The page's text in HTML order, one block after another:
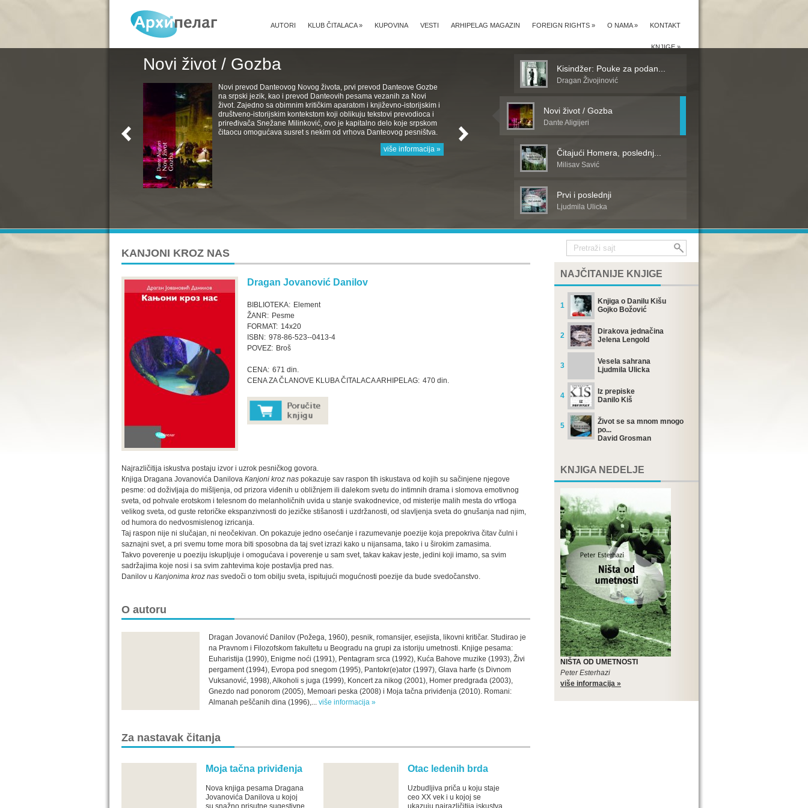
KONTAKT
O NAMA»
FOREIGN RIGHTS »
ARHIPELAG MAGAZIN
VESTI
KUPOVINA
KLUB ČITALACA»
AUTORI
KNJIGE»
Novi život / Gozba
Novi prevod Danteovog Novog života, prvi prevod Danteove Gozbe
na srpski jezik, kao i prevod Danteovih pesama vezanih za Novi
život. Zajedno sa obimnim kritičkim aparatom i književno-istorijskim i
društveno-istorijskim kontekstom koji oblikuju tekstovi prevodioca i
priređivača Snežane Milinković, ovo je kapitalno delo koje srpskom
čitaocu omogućava susret s nekim od vrhova Danteovog pesništva.
više informacija »
Kisindžer: Pouke za podan...
Dragan Živojinović
Novi život / Gozba
Dante Aligijeri
Čitajući Homera, poslednj...
Milisav Savić
Prvi i poslednji
Ljudmila Ulicka
KANJONI KROZ NAS
Dragan Jovanović Danilov
BIBLIOTEKA: Element
ŽANR: Pesme
FORMAT: 14x20
ISBN: 978-86-523--0413-4
POVEZ: Broš
CENA: 671 din.
CENA ZA ČLANOVE KLUBA ČITALACA ARHIPELAG: 470 din.
Najrazličitija iskustva postaju izvor i uzrok pesničkog govora.
Кnjiga Dragana Jovanovića Danilova Кanjoni kroz nas pokazuje sav raspon tih iskustava od kojih su sačinjene njegove
pesme: od doživljaja do mišljenja, od prizora viđenih u obližnjem ili dalekom svetu do intimnih drama i slomova emotivnog
sveta, od pohvale erotskom i telesnom do melanholičnih uvida u stanje svakodnevice, od misterije malih mesta do vrtloga
velikog sveta, od guste retoričke ekspanzivnosti do jezičke stišanosti i uzdržanosti, od slavljenja sveta do gnušanja nad njim,
od humora do nedvosmislenog izricanja.
Taj raspon nije ni slučajan, ni neočekivan. On pokazuje jedno osećanje i razumevanje poezije koja prepokriva čitav čulni i
saznajni svet, a pri svemu tome mora biti sposobna da taj svet izrazi kako u nijansama, tako i u širokim zamasima.
Takvo poverenje u poeziju iskupljuje i omogućava i poverenje u sam svet, takav kakav jeste, jedini koji imamo, sa svim
sadržajima koje nosi i sa svim zahtevima koje postavlja pred nas.
Danilov u Кanjonima kroz nas svedoči o tom obilju sveta, ispitujući mogućnosti poezije da bude svedočanstvo.
O autoru
Dragan Jovanović Danilov (Požega, 1960), pesnik, romansijer, esejista, likovni kritičar. Studirao je
na Pravnom i Filozofskom fakultetu u Beogradu na grupi za istoriju umetnosti. Knjige pesama:
Euharistija (1990), Enigme noći (1991), Pentagram srca (1992), Kuća Bahove muzike (1993), Živi
pergament (1994), Evropa pod snegom (1995), Pantokr(e)ator (1997), Glava harfe (s Divnom
Vuksanović, 1998), Alkoholi s juga (1999), Koncert za nikog (2001), Homer predgrađa (2003),
Gnezdo nad ponorom (2005), Memoari peska (2008) i Moja tačna priviđenja (2010). Romani:
Almanah peščanih dina (1996),... više informacija »
Za nastavak čitanja
Moja tačna priviđenja
Nova knjiga pesama Dragana
Jovanovića Danilova u kojoj
su snažno prisutne sugestivne
Otac ledenih brda
Uzbudljiva priča u koju staje
ceo XX vek i u kojoj se
ukazuju najrazličitija iskustva
NAJČITANIJE KNJIGE
1
Knjiga o Danilu Kišu
Gojko Božović
2
Dirakova jednačina
Jelena Lengold
3
Vesela sahrana
Ljudmila Ulicka
4
Iz prepiske
Danilo Kiš
5
Život se sa mnom mnogo
po...
David Grosman
KNJIGA NEDELJE
NIŠTA OD UMETNOSTI
Peter Esterhazi
više informacija »